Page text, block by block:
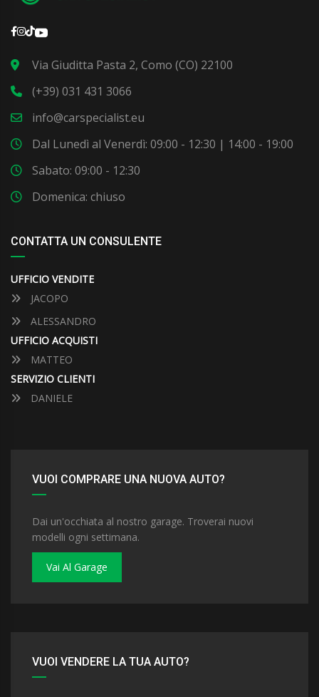
Via Giuditta Pasta 2, Como (CO) 22100
(+39) 031 431 3066
info@carspecialist.eu
Dal Lunedì al Venerdì: 09:00 - 12:30 | 14:00 - 19:00
Sabato: 09:00 - 12:30
Domenica: chiuso
CONTATTA UN CONSULENTE
UFFICIO VENDITE
JACOPO
ALESSANDRO
UFFICIO ACQUISTI
MATTEO
SERVIZIO CLIENTI
DANIELE
VUOI COMPRARE UNA NUOVA AUTO?
Dai un'occhiata al nostro garage. Troverai nuovi
modelli ogni settimana.
Vai Al Garage
VUOI VENDERE LA TUA AUTO?